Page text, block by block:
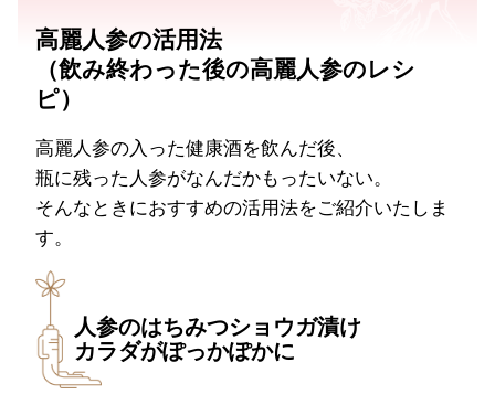
高麗人参の活用法
（飲み終わった後の高麗人参のレシ
ピ）
高麗人参の入った健康酒を飲んだ後、
瓶に残った人参がなんだかもったいない。
そんなときにおすすめの活用法をご紹介いたしま
す。
人参のはちみつショウガ漬け
カラダがぽっかぽかに